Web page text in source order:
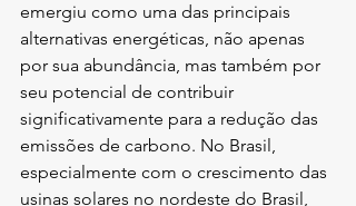
emergiu como uma das principais
alternativas energéticas, não apenas
por sua abundância, mas também por
seu potencial de contribuir
significativamente para a redução das
emissões de carbono. No Brasil,
especialmente com o crescimento das
usinas solares no nordeste do Brasil,